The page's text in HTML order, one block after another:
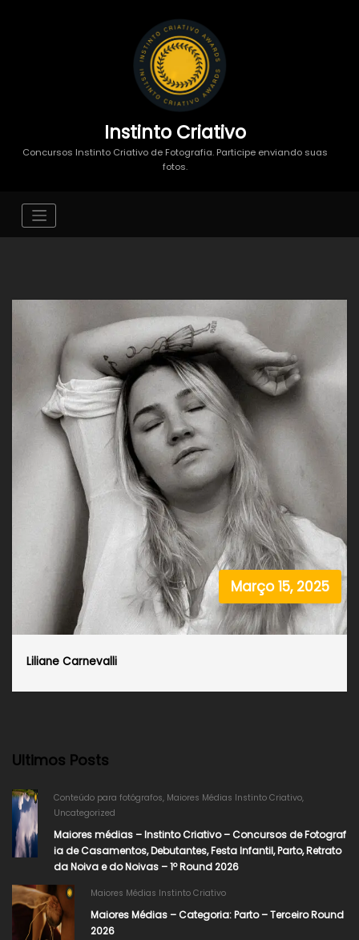
Instinto Criativo
Concursos Instinto Criativo de Fotografia. Participe enviando suas
fotos.
Março 15, 2025
Liliane Carnevalli
Ultimos Posts
Conteúdo para fotógrafos, Maiores Médias Instinto Criativo,
Uncategorized
Maiores médias – Instinto Criativo – Concursos de Fotograf
ia de Casamentos, Debutantes, Festa Infantil, Parto, Retrato
da Noiva e do Noivas – 1º Round 2026
Maiores Médias Instinto Criativo
Maiores Médias – Categoria: Parto – Terceiro Round
2026